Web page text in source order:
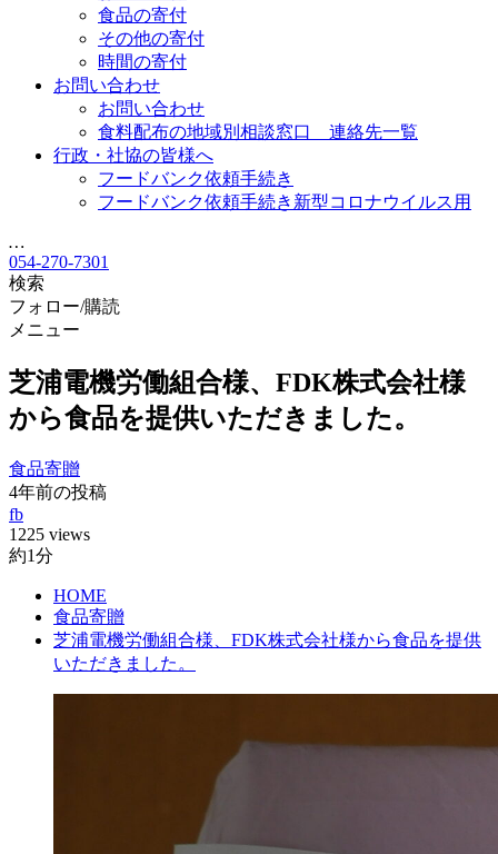
食品の寄付
その他の寄付
時間の寄付
お問い合わせ
お問い合わせ
食料配布の地域別相談窓口 連絡先一覧
行政・社協の皆様へ
フードバンク依頼手続き
フードバンク依頼手続き新型コロナウイルス用
…
054-270-7301
検索
フォロー/購読
メニュー
芝浦電機労働組合様、FDK株式会社様
から食品を提供いただきました。
食品寄贈
4年前の投稿
fb
1225 views
約1分
HOME
食品寄贈
芝浦電機労働組合様、FDK株式会社様から食品を提供
いただきました。